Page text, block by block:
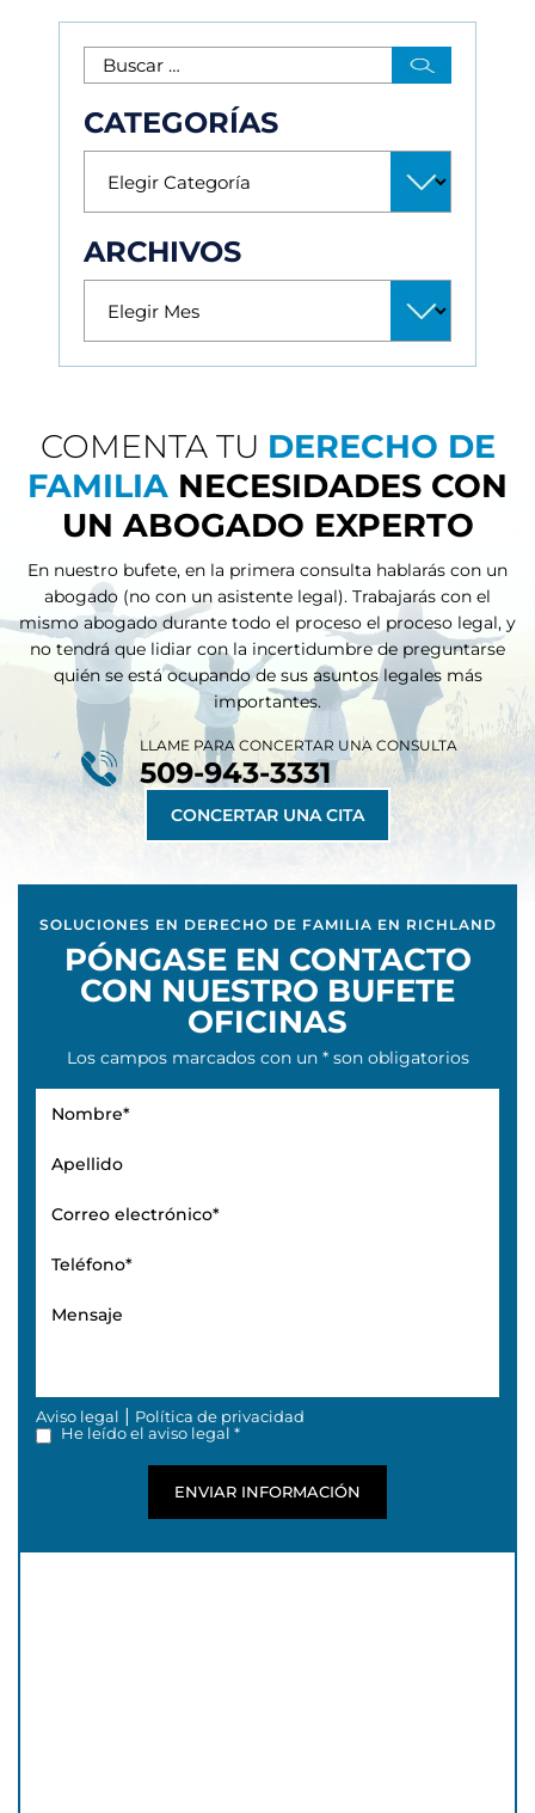
CATEGORÍAS
ARCHIVOS
COMENTA TU DERECHO DE
FAMILIA NECESIDADES CON
UN ABOGADO EXPERTO
En nuestro bufete, en la primera consulta hablarás con un
abogado (no con un asistente legal). Trabajarás con el
mismo abogado durante todo el proceso el proceso legal, y
no tendrá que lidiar con la incertidumbre de preguntarse
quién se está ocupando de sus asuntos legales más
importantes.
CONCERTAR UNA CITA
LLAME PARA CONCERTAR UNA CONSULTA
509-943-3331
SOLUCIONES EN DERECHO DE FAMILIA EN RICHLAND
PÓNGASE EN CONTACTO
CON NUESTRO BUFETE
OFICINAS
Los campos marcados con un * son obligatorios
Aviso legal | Política de privacidad
He leído el aviso legal *